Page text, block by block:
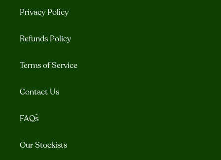
Privacy Policy
Refunds Policy
Terms of Service
Contact Us
FAQ´s
Our Stockists